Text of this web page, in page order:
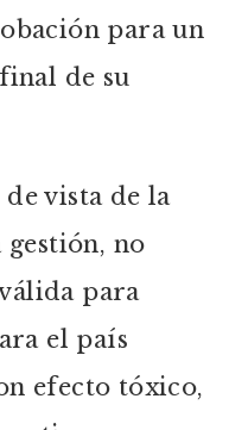
para un
de su
vista de la
no
para
el país
efecto tóxico,